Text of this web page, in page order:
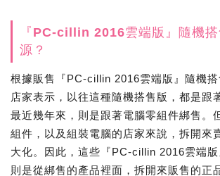
『PC-cillin 2016雲端版』隨機
源？
根據販售『PC-cillin 2016雲端版』隨機
店家表示，以往這種隨機搭售版，都是跟
最近幾年來，則是跟著電腦零組件綁售。
組件，以及組裝電腦的店家來說，拆開來
大化。因此，這些『PC-cillin 2016雲端版
則是從綁售的產品裡面，拆開來販售的正